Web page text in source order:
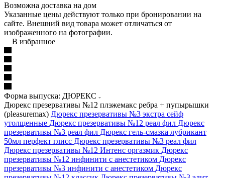
Возможна доставка на дом
Указанные цены действуют только при бронировании на
сайте. Внешний вид товара может отличаться от
изображенного на фотографии.
В избранное
Форма выпуска: ДЮРЕКС
Дюрекс презервативы №12 плэжемакс ребра + пупырышки
(pleasuremax) Дюрекс презервативы №3 экстра сейф
утолщенные Дюрекс презервативы №12 реал фил Дюрекс
презервативы №3 реал фил Дюрекс гель-смазка лубрикант
50мл перфект глисс Дюрекс презервативы №3 реал фил
Дюрекс презервативы №12 Интенс оргазмик Дюрекс
презервативы №12 инфинити с анестетиком Дюрекс
презервативы №3 инфинити с анестетиком Дюрекс